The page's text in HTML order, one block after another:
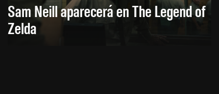
Sam Neill aparecerá en The Legend of
Zelda